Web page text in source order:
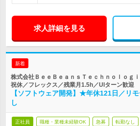
求人詳細を見る
新着
株式会社ＢｅｅＢｅａｎｓＴｅｃｈｎｏｌｏｇ
祝休／フレックス／残業月1.5h／UIターン歓迎
【ソフトウェア開発】★年休121日／リ
し
正社員 職種・業種未経験OK 急募 転勤なし